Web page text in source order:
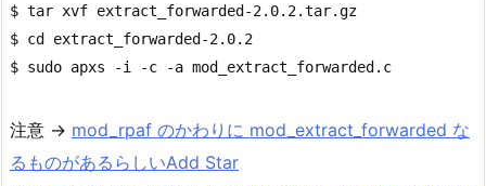
$ tar xvf extract_forwarded-2.0.2.tar.gz
$ cd extract_forwarded-2.0.2
注意 → mod_rpaf のかわりに mod_extract_forwarded な
るものがあるらしいAdd Star